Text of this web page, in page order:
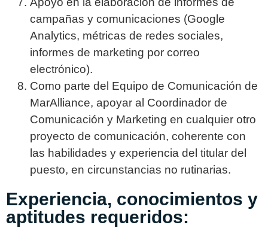
campañas y comunicaciones (Google
Analytics, métricas de redes sociales,
informes de marketing por correo
electrónico).
Como parte del Equipo de Comunicación de
MarAlliance, apoyar al Coordinador de
Comunicación y Marketing en cualquier otro
proyecto de comunicación, coherente con
las habilidades y experiencia del titular del
puesto, en circunstancias no rutinarias.
Experiencia, conocimientos y
aptitudes requeridos: